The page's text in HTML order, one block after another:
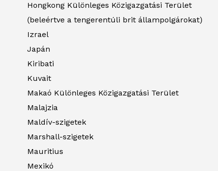
Hongkong Különleges Közigazgatási Terület
(beleértve a tengerentúli brit állampolgárokat)
Izrael
Japán
Kiribati
Kuvait
Makaó Különleges Közigazgatási Terület
Malajzia
Maldív-szigetek
Marshall-szigetek
Mauritius
Mexikó